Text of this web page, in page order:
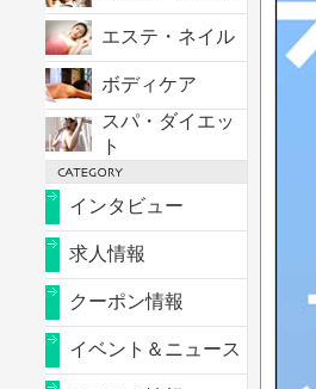
エステ・ネイル
ボディケア
スパ・ダイエッ
ト
インタビュー
求人情報
クーポン情報
イベント＆ニュース